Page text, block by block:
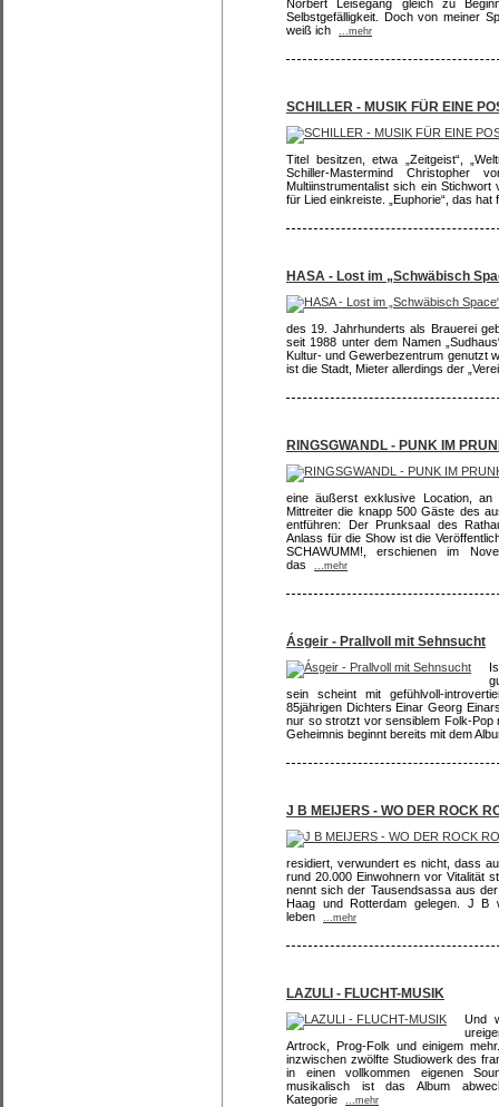
Norbert Leisegang gleich zu
Selbstgefälligkeit. Doch von meiner
weiß ich
...mehr
SCHILLER - MUSIK FÜR EINE
Titel besitzen, etwa „Zeitgeist“,
Schiller-Mastermind Christopher
Multiinstrumentalist sich ein
für Lied einkreiste. „Euphorie“, das hat
HASA - Lost im „Schwäbisch
des 19. Jahrhunderts als Brauerei
seit 1988 unter dem Namen
Kultur- und Gewerbezentrum genutzt
ist die Stadt, Mieter allerdings der
RINGSGWANDL - PUNK IM
eine äußerst exklusive Location, an
Mittreiter die knapp 500 Gäste des
entführen: Der Prunksaal des
Anlass für die Show ist die
SCHAWUMM!, erschienen im
das
...mehr
Ásgeir - Prallvoll mit Sehnsucht
sein scheint mit gefühlvoll-
85jährigen Dichters Einar Georg
nur so strotzt vor sensiblem Folk-Pop
Geheimnis beginnt bereits mit dem
J B MEIJERS - WO DER ROCK
residiert, verwundert es nicht, dass
rund 20.000 Einwohnern vor Vitalität
nennt sich der Tausendsassa aus
Haag und Rotterdam gelegen. J
leben
...mehr
LAZULI - FLUCHT-MUSIK
Und
Artrock, Prog-Folk und einigem
inzwischen zwölfte Studiowerk des
in einen vollkommen eigenen
musikalisch ist das Album
Kategorie
...mehr